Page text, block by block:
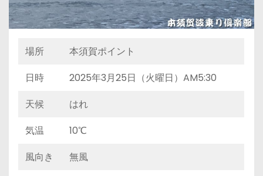
場所
本須賀ポイント
日時
2025年3月25日（火曜日）AM5:30
天候
はれ
気温
10℃
風向き
無風